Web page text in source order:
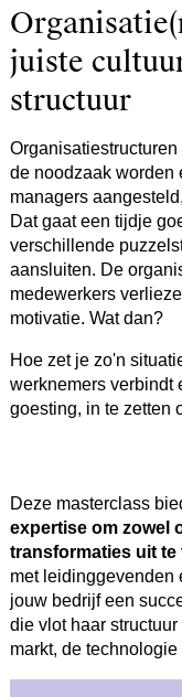
juiste
structuur
de noodzaak worden
managers
Dat gaat een tijdje
verschillende
aansluiten. De
medewerkers
motivatie. Wat dan?
Hoe zet je zo'n
werknemers verbindt
goesting, in te zetten
Deze masterclass
expertise om zowel
transformaties uit te
met leidinggevenden
jouw bedrijf een
die vlot haar
markt, de